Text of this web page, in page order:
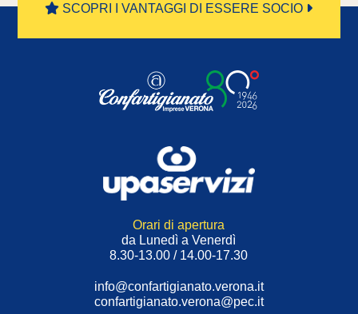
SCOPRI I VANTAGGI DI ESSERE SOCIO
Orari di apertura
da Lunedì a Venerdì
8.30-13.00 / 14.00-17.30
info@confartigianato.verona.it
confartigianato.verona@pec.it